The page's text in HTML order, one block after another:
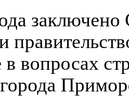
в вопросах